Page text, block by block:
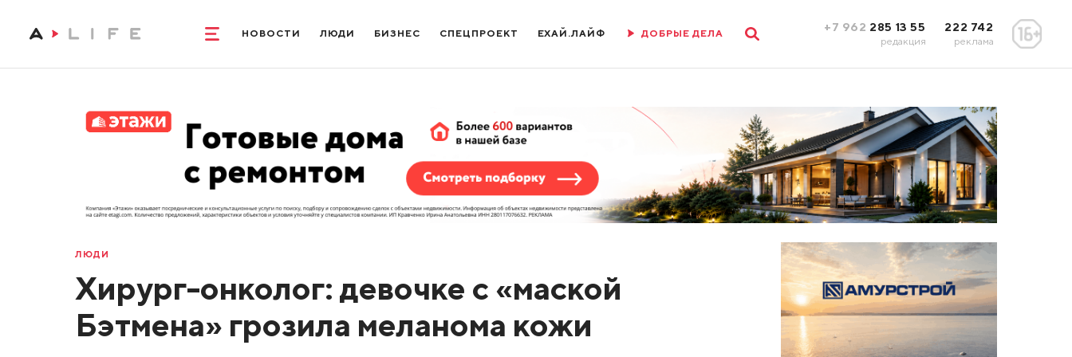
НОВОСТИ ЛЮДИ БИЗНЕС СПЕЦПРОЕКТ ЕХАЙ.ЛАЙФ ДОБРЫЕ ДЕЛА +7 962 285 13 55
редакция
222 742
реклама
ЛЮДИ
Хирург-онколог: девочке с «маской
Бэтмена» грозила меланома кожи